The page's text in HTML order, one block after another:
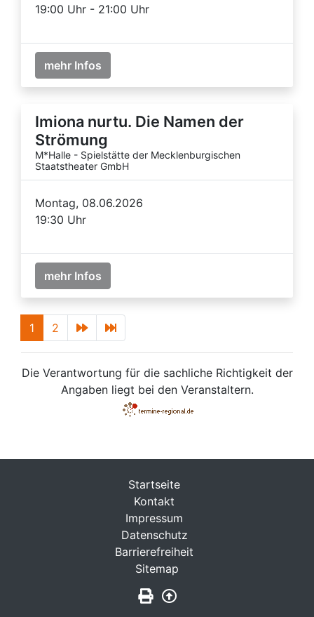
19:00 Uhr - 21:00 Uhr
mehr Infos
Imiona nurtu. Die Namen der
Strömung
M*Halle - Spielstätte der Mecklenburgischen
Staatstheater GmbH
Montag, 08.06.2026
19:30 Uhr
mehr Infos
1 2
Die Verantwortung für die sachliche Richtigkeit der
Angaben liegt bei den Veranstaltern.
Startseite
Kontakt
Impressum
Datenschutz
Barrierefreiheit
Sitemap
Seite drucken
Zurück nach oben